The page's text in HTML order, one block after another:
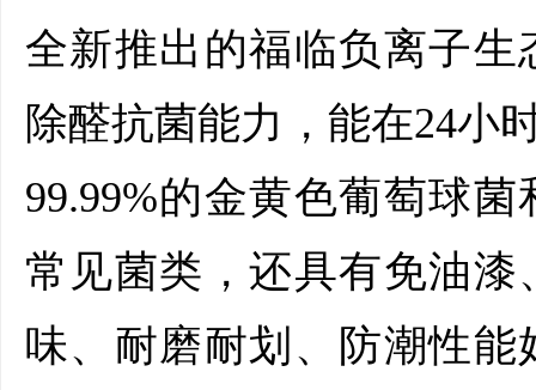
全新推出的福临负离子
除醛抗菌能力，能在24小
99.99%的金黄色葡萄球
常见菌类，还具有免油
味、耐磨耐划、防潮性